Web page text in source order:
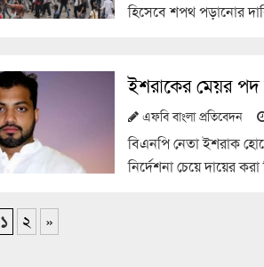
হিসেবে শপথ পড়ানোর
ইশরাকের মেয়র পদ
এফবি বাংলা প্রতিবেদন
বিএনপি নেতা ইশরাক
নির্দেশনা চেয়ে দায়ের করা
১ ২ »